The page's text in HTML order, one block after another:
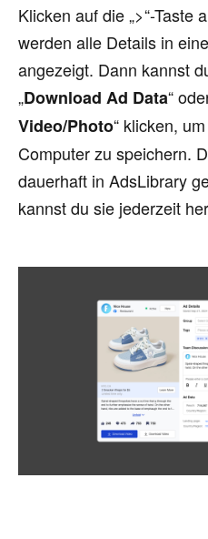
Klicken auf die „>“-Taste
werden alle Details in
angezeigt. Dann kannst
„Download Ad Data“
Video/Photo“ klicken,
Computer zu speichern.
dauerhaft in AdsLibrary
kannst du sie jederzeit